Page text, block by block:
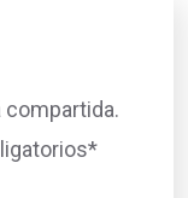
compartida.